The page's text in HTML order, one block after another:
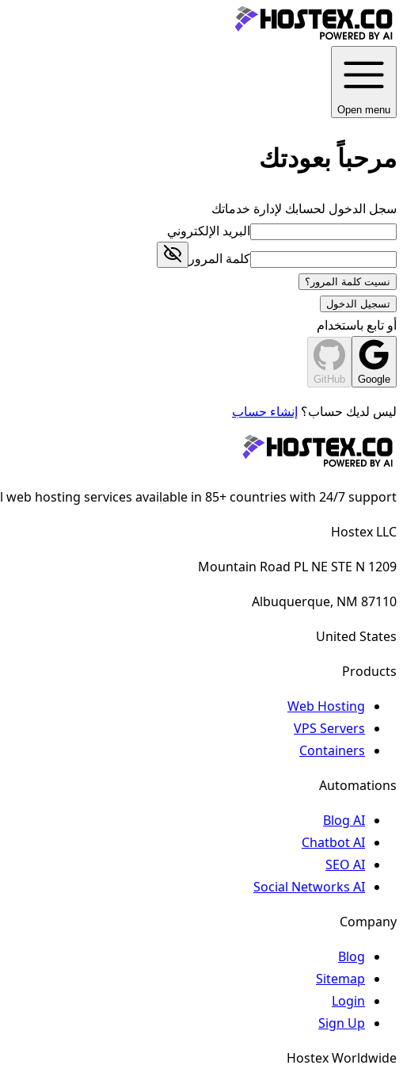
Open menu
مرحباً بعودتك
سجل الدخول لحسابك لإدارة خدماتك
البريد الإلكتروني
كلمة المرور
نسيت كلمة المرور؟
تسجيل الدخول
أو تابع باستخدام
Google
GitHub
ليس لديك حساب؟ إنشاء حساب
web hosting services available in 85+ countries with 24/7 support.
Hostex LLC
1209 Mountain Road PL NE STE N
Albuquerque, NM 87110
United States
Products
Web Hosting
VPS Servers
Containers
Automations
Blog AI
Chatbot AI
SEO AI
Social Networks AI
Company
Blog
Sitemap
Login
Sign Up
Hostex Worldwide